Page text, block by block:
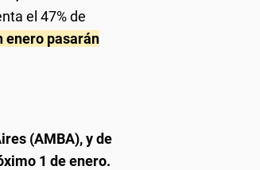
el 47% de
enero pasarán
(AMBA), y de
1 de enero.